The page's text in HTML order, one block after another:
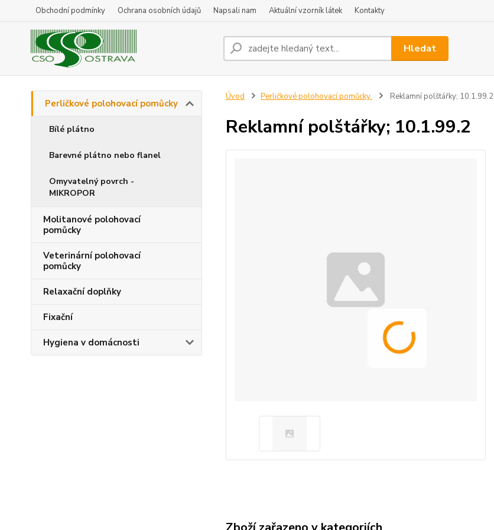
Obchodní podmínky Ochrana osobních údajů Napsali nam Aktuální vzorník látek Kontakty
Hledat
Perličkové polohovací pomůcky
Bílé plátno
Barevné plátno nebo flanel
Omyvatelný povrch -
MIKROPOR
Molitanové polohovací
pomůcky
Veterinární polohovací
pomůcky
Relaxační doplňky
Fixační
Hygiena v domácnosti
Úvod Perličkové polohovací pomůcky Reklamní polštářky; 10.1.99.2
Reklamní polštářky; 10.1.99.2